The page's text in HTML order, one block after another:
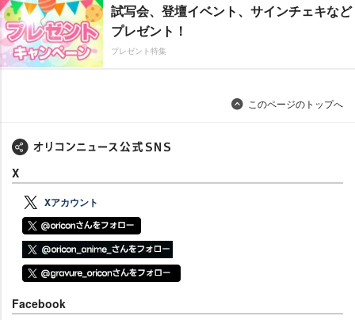
試写会、登壇イベント、サインチェキなど
プレゼント！
プレゼント特集
このページのトップへ
X
Xアカウント
Facebook